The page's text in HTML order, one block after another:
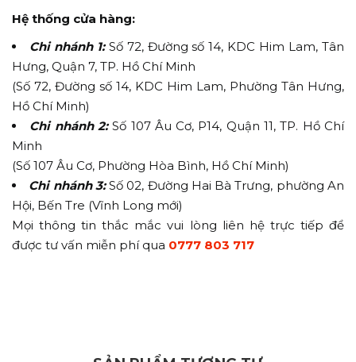
Hệ thống cửa hàng:
Chi nhánh 1:Số 72, Đường số 14, KDC Him Lam, Tân
Hưng, Quận 7, TP. Hồ Chí Minh
(Số 72, Đường số 14, KDC Him Lam, Phường Tân Hưng,
Hồ Chí Minh)
Chi nhánh 2:Số 107 Âu Cơ, P14, Quận 11, TP. Hồ Chí
Minh
(Số 107 Âu Cơ, Phường Hòa Bình, Hồ Chí Minh)
Chi nhánh 3:Số 02, Đường Hai Bà Trưng, phường An
Hội, Bến Tre (Vĩnh Long mới)
Mọi thông tin thắc mắc vui lòng liên hệ trực tiếp để
được tư vấn miễn phí qua 0777 803 717